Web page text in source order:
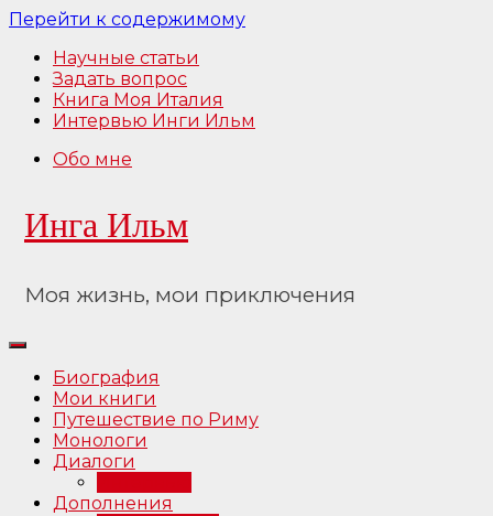
Перейти к содержимому
Научные статьи
Задать вопрос
Книга Моя Италия
Интервью Инги Ильм
Обо мне
Инга Ильм
Моя жизнь, мои приключения
Биография
Мои книги
Путешествие по Риму
Монологи
Диалоги
Дополнения